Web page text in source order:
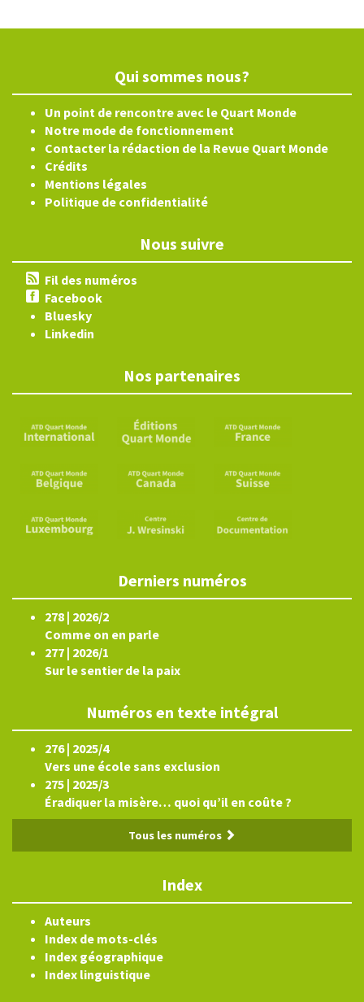
Qui sommes nous?
Un point de rencontre avec le Quart Monde
Notre mode de fonctionnement
Contacter la rédaction de la Revue Quart Monde
Crédits
Mentions légales
Politique de confidentialité
Nous suivre
Fil des numéros
Facebook
Bluesky
Linkedin
Nos partenaires
Derniers numéros
278 | 2026/2
Comme on en parle
277 | 2026/1
Sur le sentier de la paix
Numéros en texte intégral
276 | 2025/4
Vers une école sans exclusion
275 | 2025/3
Éradiquer la misère… quoi qu’il en coûte ?
Tous les numéros
Index
Auteurs
Index de mots-clés
Index géographique
Index linguistique